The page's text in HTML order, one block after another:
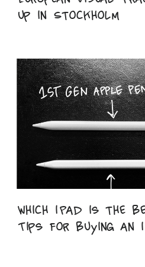
up in Stockholm
Which iPad is the
Tips for buying an